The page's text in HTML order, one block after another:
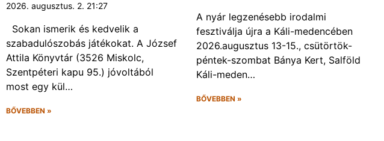
2026. augusztus. 2. 21:27
Sokan ismerik és kedvelik a
szabadulószobás játékokat. A József
Attila Könyvtár (3526 Miskolc,
Szentpéteri kapu 95.) jóvoltából
most egy kül…
BŐVEBBEN »
A nyár legzenésebb irodalmi
fesztiválja újra a Káli-medencében
2026.augusztus 13-15., csütörtök-
péntek-szombat Bánya Kert, Salföld
Káli-meden…
BŐVEBBEN »